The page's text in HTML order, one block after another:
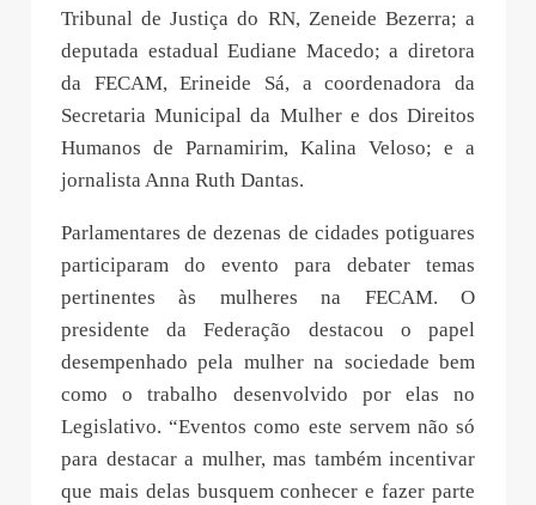
Tribunal de Justiça do RN, Zeneide Bezerra; a
deputada estadual Eudiane Macedo; a diretora
da FECAM, Erineide Sá, a coordenadora da
Secretaria Municipal da Mulher e dos Direitos
Humanos de Parnamirim, Kalina Veloso; e a
jornalista Anna Ruth Dantas.
Parlamentares de dezenas de cidades potiguares
participaram do evento para debater temas
pertinentes às mulheres na FECAM. O
presidente da Federação destacou o papel
desempenhado pela mulher na sociedade bem
como o trabalho desenvolvido por elas no
Legislativo. “Eventos como este servem não só
para destacar a mulher, mas também incentivar
que mais delas busquem conhecer e fazer parte